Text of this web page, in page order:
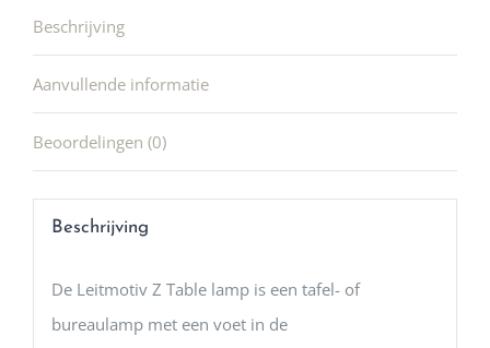
Beschrijving
Aanvullende informatie
Beoordelingen (0)
Beschrijving
De Leitmotiv Z Table lamp is een tafel- of
bureaulamp met een voet in de